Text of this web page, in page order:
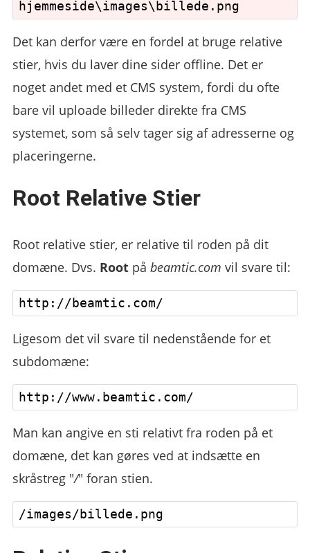
Det kan derfor være en fordel at bruge relative
stier, hvis du laver dine sider offline. Det er
noget andet med et CMS system, fordi du ofte
bare vil uploade billeder direkte fra CMS
systemet, som så selv tager sig af adresserne og
placeringerne.
Root Relative Stier
Root relative stier, er relative til roden på dit
domæne. Dvs. Root påbeamtic.com vil svare til:
Ligesom det vil svare til nedenstående for et
subdomæne:
Man kan angive en sti relativt fra roden på et
domæne, det kan gøres ved at indsætte en
skråstreg "/" foran stien.